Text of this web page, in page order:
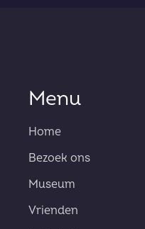
Menu
Home
Bezoek ons
Museum
Vrienden